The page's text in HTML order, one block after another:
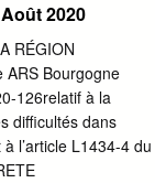
STATUTS
DU GRAND
le schéma
2012 portant sur
des
l’Evêque Après
en place de la
2020
RÉGION
ARS Bourgogne
126relatif à la
difficultés dans
l’article L1434-4 du